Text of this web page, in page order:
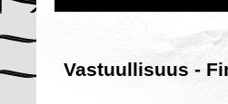
Vastuullisuus -